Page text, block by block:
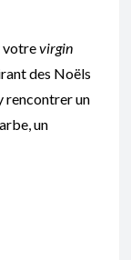
votrevirgin
des Noëls
rencontrer un
un